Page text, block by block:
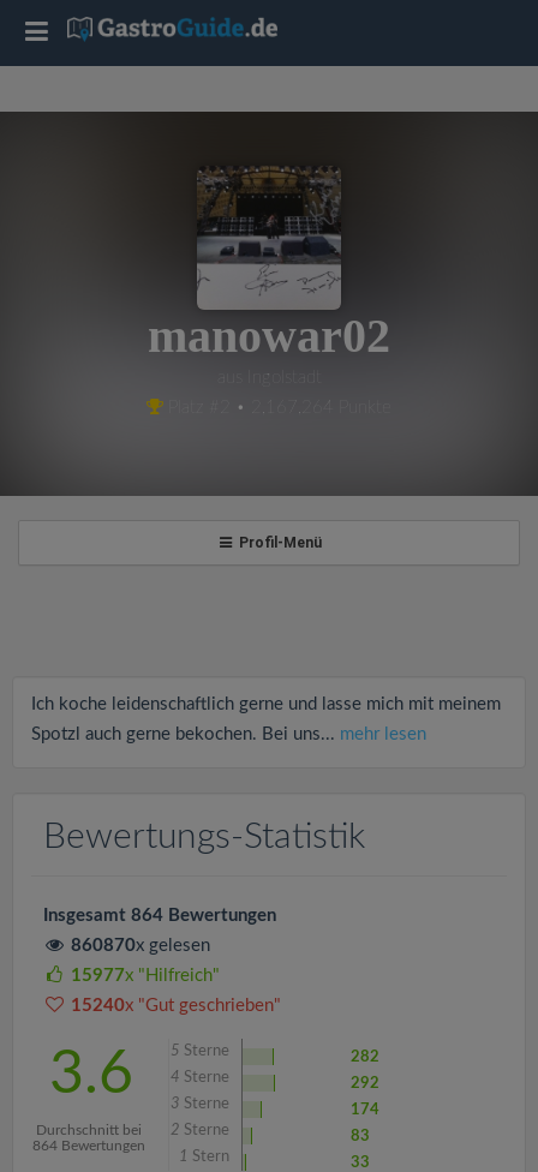
manowar02
aus Ingolstadt
Platz #2 • 2,167,264 Punkte
Profil-Menü
Ich koche leidenschaftlich gerne und lasse mich mit meinem
Spotzl auch gerne bekochen. Bei uns... mehr lesen
Bewertungs-Statistik
Insgesamt 864 Bewertungen
860870x gelesen
15977x "Hilfreich"
15240x "Gut geschrieben"
3.6
Durchschnitt bei
864 Bewertungen
5 Sterne
282
4 Sterne
292
3 Sterne
174
2 Sterne
83
1 Stern 33
T
a
o
n